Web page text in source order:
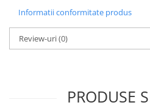
Informatii conformitate produs
Review-uri(0)
PRODUSE